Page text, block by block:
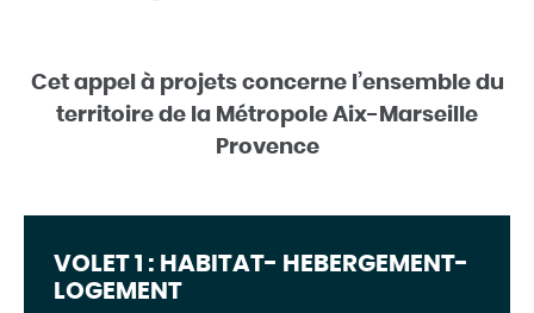
Cet appel à projets concerne l’ensemble du
territoire de la Métropole Aix-Marseille
Provence
VOLET 1 : HABITAT- HEBERGEMENT-
LOGEMENT